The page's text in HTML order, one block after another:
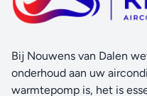
Bij Nouwens van Dalen
onderhoud aan uw
warmtepomp is, het is